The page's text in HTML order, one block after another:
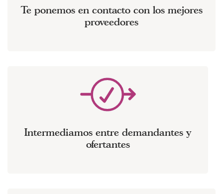
Te ponemos en contacto con los mejores
proveedores
Intermediamos entre demandantes y
ofertantes